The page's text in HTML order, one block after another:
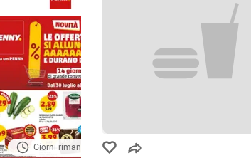
Giorni rimanenti: 7